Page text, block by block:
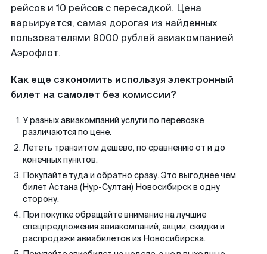
рейсов и 10 рейсов с пересадкой. Цена
варьируется, самая дорогая из найденных
пользователями 9000 рублей авиакомпанией
Аэрофлот.
Как еще сэкономить используя электронный
билет на самолет без комиссии?
У разных авиакомпаний услуги по перевозке
различаются по цене.
Лететь транзитом дешево, по сравнению от и до
конечных пунктов.
Покупайте туда и обратно сразу. Это выгоднее чем
билет Астана (Нур-Султан) Новосибирск в одну
сторону.
При покупке обращайте внимание на лучшие
спецпредложения авиакомпаний, акции, скидки и
распродажи авиабилетов из Новосибирска.